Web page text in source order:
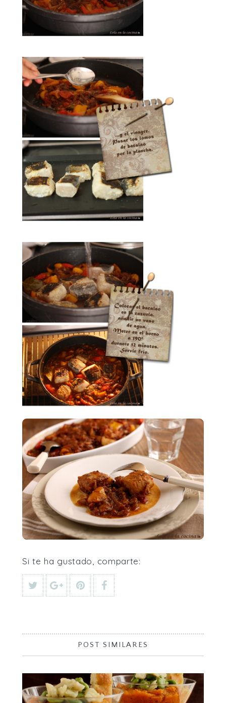
Si te ha gustado, comparte:
POST SIMILARES